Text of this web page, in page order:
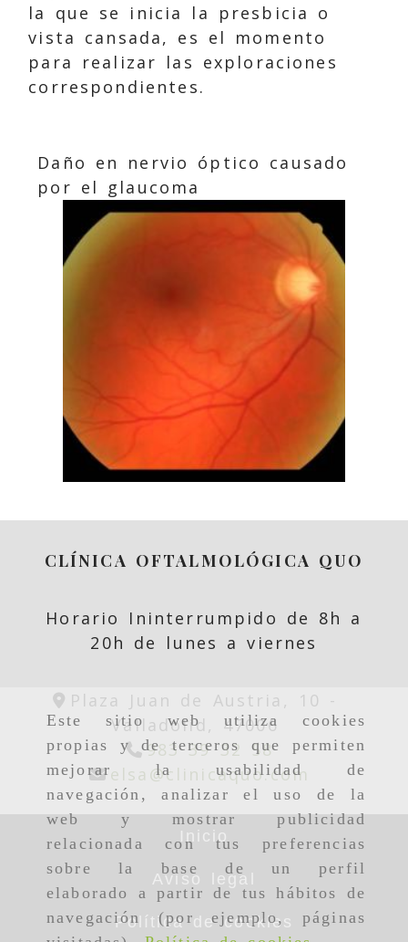
Este sitio web utiliza cookies
propias y de terceros que permiten
mejorar la usabilidad de
navegación, analizar el uso de la
web y mostrar publicidad
relacionada con tus preferencias
sobre la base de un perfil
elaborado a partir de tus hábitos de
navegación (por ejemplo, páginas
la que se inicia la presbicia o
vista cansada, es el momento
para realizar las exploraciones
correspondientes.
Daño en nervio óptico causado
por el glaucoma
CLÍNICA OFTALMOLÓGICA QUO
Horario Ininterrumpido de 8h a
20h de lunes a viernes
Plaza Juan de Austria, 10 -
Valladolid, 47006
983 39 32 58
elsa
clinicaquo.com elsa
Inicio
Aviso legal
Política de cookies